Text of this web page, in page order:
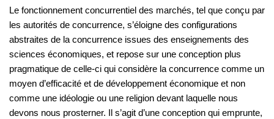
Le fonctionnement concurrentiel des marchés, tel que conçu par
les autorités de concurrence, s’éloigne des configurations
abstraites de la concurrence issues des enseignements des
sciences économiques, et repose sur une conception plus
pragmatique de celle-ci qui considère la concurrence comme un
moyen d’efficacité et de développement économique et non
comme une idéologie ou une religion devant laquelle nous
devons nous prosterner. Il s’agit d’une conception qui emprunte,